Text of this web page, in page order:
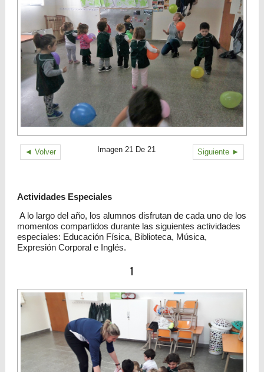
◄ Volver Siguiente ►
Imagen 21 De 21
Actividades Especiales
A lo largo del año, los alumnos disfrutan de cada uno de los
momentos compartidos durante las siguientes actividades
especiales: Educación Física, Biblioteca, Música,
Expresión Corporal e Inglés.
1